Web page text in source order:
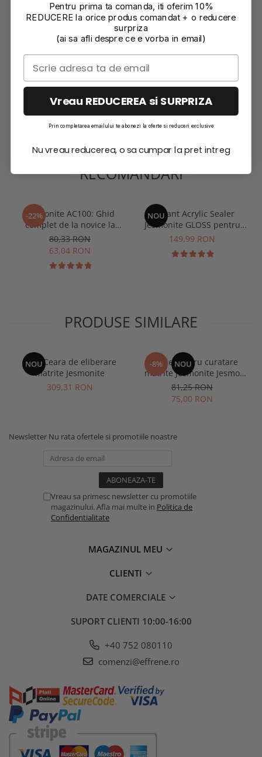
Review-uri(1)
RECOMANDARI
-22%
Jesmonite AC100: Ghid
complet de la novice la
artisan
80,33 RON
63,04 RON
NOU
Sigilant Acrylic Sealer
Jesmonite GLOSS pentru
AC100 500 gr
149,99 RON
PRODUSE SIMILARE
NOU
APW Ceara de eliberare
matrite Jesmonite
309,31 RON
-8% NOU
Solutie pentru curatare
matrite Jesmonite Jesmo
Cleaner 0.500 L
81,25 RON
75,00 RON
Newsletter Nu rata ofertele si promotiile noastre
Vreau sa primesc newsletter cu promotiile
magazinului. Afla mai multe in Politica de
Confidentialitate
MAGAZINUL MEU
CLIENTI
DATE COMERCIALE
SUPORT CLIENTI 10:00-16:00
+40 752 080110
comenzi@effrene.ro
Pentru prima ta comanda, iti oferim 10%
REDUCERE la orice produs comandat + o reducere
surpriza
(ai sa afli despre ce e vorba in email)
Vreau REDUCEREA si SURPRIZA
Prin completarea emailului te abonezi la oferte si reduceri exclusive
Nu vreau reducerea, o sa cumpar la pret intreg